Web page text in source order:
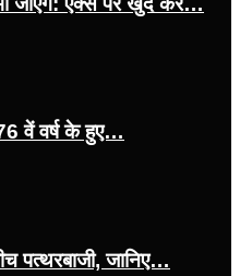
वें वर्ष के हुए…
पत्थरबाजी, जानिए…